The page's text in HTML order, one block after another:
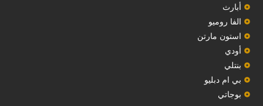
‏أبارث‏
الفا روميو
استون مارتن
أودي
بنتلي
بي ام دبليو
بوجاتي